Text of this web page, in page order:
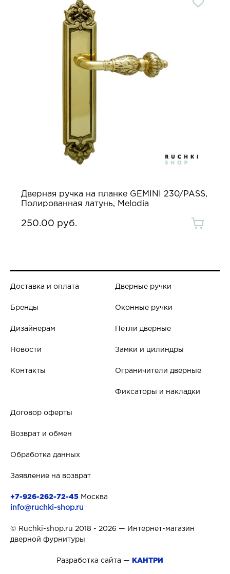
Дверная ручка на планке GEMINI 230/PASS,
Полированная латунь, Melodia
250.00 руб.
Доставка и оплата
Бренды
Дизайнерам
Новости
Контакты
Дверные ручки
Оконные ручки
Петли дверные
Замки и цилиндры
Ограничители дверные
Фиксаторы и накладки
Договор оферты
Возврат и обмен
Обработка данных
Заявление на возврат
+7-926-262-72-45 Москва
info@ruchki-shop.ru
© Ruchki-shop.ru 2018 - 2026 — Интернет-магазин
дверной фурнитуры
Разработка сайта — КАНТРИ